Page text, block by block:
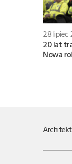
28 lipiec
20 lat
Nowa